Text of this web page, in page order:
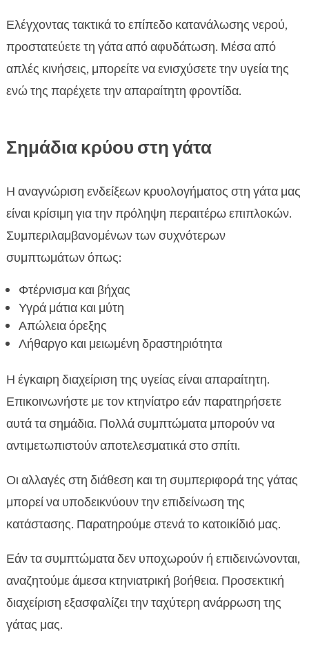
Ελέγχοντας τακτικά το επίπεδο κατανάλωσης νερού,
προστατεύετε τη γάτα από αφυδάτωση. Μέσα από
απλές κινήσεις, μπορείτε να ενισχύσετε την υγεία της
ενώ της παρέχετε την απαραίτητη φροντίδα.
Σημάδια κρύου στη γάτα
Η αναγνώριση ενδείξεων κρυολογήματος στη γάτα μας
είναι κρίσιμη για την πρόληψη περαιτέρω επιπλοκών.
Συμπεριλαμβανομένων των συχνότερων
συμπτωμάτων όπως:
Φτέρνισμα και βήχας
Υγρά μάτια και μύτη
Απώλεια όρεξης
Λήθαργο και μειωμένη δραστηριότητα
Η έγκαιρη διαχείριση της υγείας είναι απαραίτητη.
Επικοινωνήστε με τον κτηνίατρο εάν παρατηρήσετε
αυτά τα σημάδια. Πολλά συμπτώματα μπορούν να
αντιμετωπιστούν αποτελεσματικά στο σπίτι.
Οι αλλαγές στη διάθεση και τη συμπεριφορά της γάτας
μπορεί να υποδεικνύουν την επιδείνωση της
κατάστασης. Παρατηρούμε στενά το κατοικίδιό μας.
Εάν τα συμπτώματα δεν υποχωρούν ή επιδεινώνονται,
αναζητούμε άμεσα κτηνιατρική βοήθεια. Προσεκτική
διαχείριση εξασφαλίζει την ταχύτερη ανάρρωση της
γάτας μας.